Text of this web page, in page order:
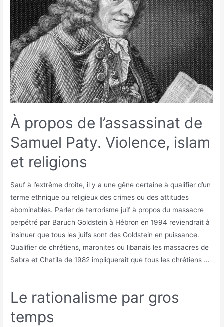
À propos de l’assassinat de
Samuel Paty. Violence, islam
et religions
Sauf à l’extrême droite, il y a une gêne certaine à qualifier d’un
terme ethnique ou religieux des crimes ou des attitudes
abominables. Parler de terrorisme juif à propos du massacre
perpétré par Baruch Goldstein à Hébron en 1994 reviendrait à
insinuer que tous les juifs sont des Goldstein en puissance.
Qualifier de chrétiens, maronites ou libanais les massacres de
Sabra et Chatila de 1982 impliquerait que tous les chrétiens …
Le rationalisme par gros
temps